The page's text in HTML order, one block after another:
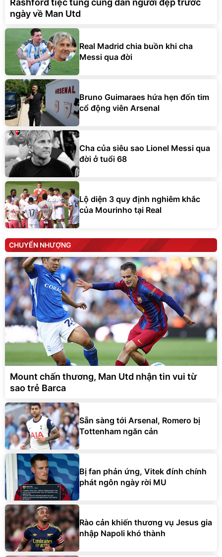
Rashford tiệc tùng cùng dàn người đẹp trước
ngày về Man Utd
Real Madrid chia buồn khi cha
Messi qua đời
Bruno Guimaraes hứa hẹn đốn tim
cổ động viên Arsenal
Cha của siêu sao Lionel Messi qua
đời ở tuổi 68
Lộ diện 3 quy định nghiêm khắc
của Mourinho tại Real
CHUYỂN NHƯỢNG
Mount chấn thương, Man Utd nhận tin vui từ
sao trẻ Barca
Sẵn sàng tới Arsenal, Romero bị
Tottenham ngăn cản
Bị fan phản ứng, Vitek đính chính
phát ngôn ngày rời MU
Rào cản khiến thương vụ Jesus gia
nhập Napoli khó thành